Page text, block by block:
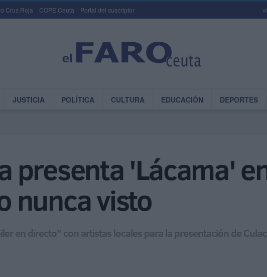
Cruz Roja COPE Ceuta Portal del suscriptor
JUSTICIA POLÍTICA CULTURA EDUCACIÓN DEPORTES
presenta 'Lácama'
nunca visto
en directo" con artistas locales para la presentación de